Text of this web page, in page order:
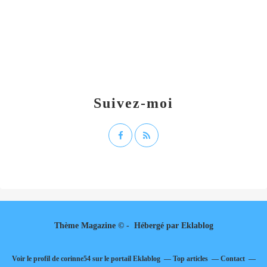
Suivez-moi
Thème Magazine © - Hébergé par Eklablog
Voir le profil de corinne54sur le portail Eklablog Top articles Contact